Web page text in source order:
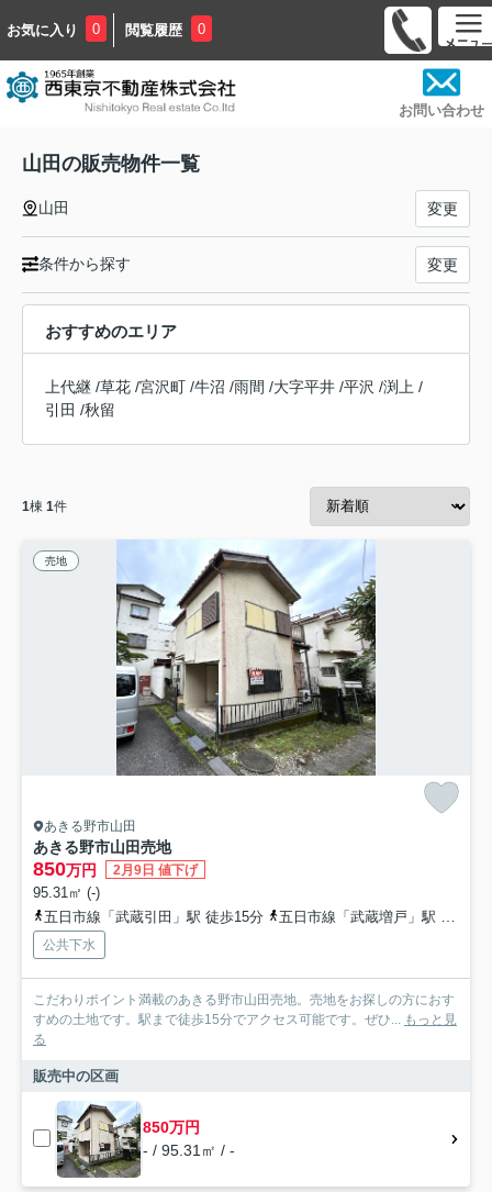
お気に入り 0 閲覧履歴 0
お問い合わせ
山田の販売物件一覧
山田 変更
条件から探す 変更
おすすめのエリア
上代継 /草花 /宮沢町 /牛沼 /雨間 /大字平井 /平沢 /渕上 /
引田 /秋留
1棟 1件
売地
あきる野市山田
あきる野市山田売地
850万円 2月9日 値下げ
95.31㎡ (-)
五日市線「武蔵引田」駅 徒歩15分
五日市線「武蔵増戸」駅 徒歩15分
公共下水
こだわりポイント満載のあきる野市山田売地。売地をお探しの方におす
すめの土地です。駅まで徒歩15分でアクセス可能です。ぜひ...
もっと見
る
販売中の区画
850万円
- / 95.31㎡ / -